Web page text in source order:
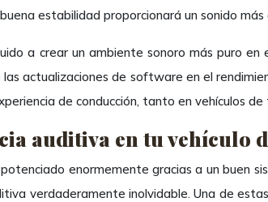
estabilidad proporcionará un sonido
a crear un ambiente sonoro más puro
actualizaciones de software en el
de conducción, tanto en vehículos
auditiva en tu vehículo
enormemente gracias a un buen
verdaderamente inolvidable. Una de